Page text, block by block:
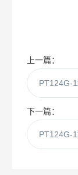
上一篇：
PT124G-
下一篇：
PT124G-